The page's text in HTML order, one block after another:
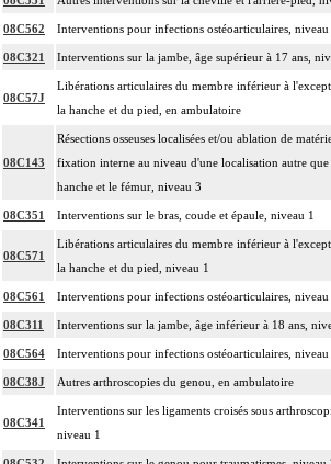
08C562 Interventions pour infections ostéoarticulaires, niveau
08C321 Interventions sur la jambe, âge supérieur à 17 ans,
08C57J
Libérations articulaires du membre inférieur à
la hanche et du pied, en ambulatoire
08C143
Résections osseuses localisées et/ou ablation de
fixation interne au niveau d'une localisation autre que
hanche et le fémur, niveau 3
08C351 Interventions sur le bras, coude et épaule, niveau 1
08C571
Libérations articulaires du membre inférieur à
la hanche et du pied, niveau 1
08C561 Interventions pour infections ostéoarticulaires, niveau
08C311 Interventions sur la jambe, âge inférieur à 18 ans,
08C564 Interventions pour infections ostéoarticulaires, niveau
08C38J Autres arthroscopies du genou, en ambulatoire
08C341
Interventions sur les ligaments croisés sous
niveau 1